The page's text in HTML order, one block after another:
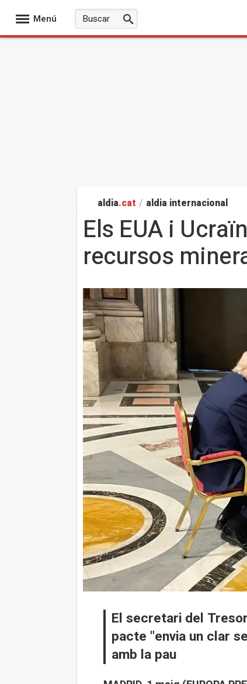
Menú
aldia.cat / aldia internacional
Els EUA i
recursos
El secretari del
pacte "envia un clar
amb la pau